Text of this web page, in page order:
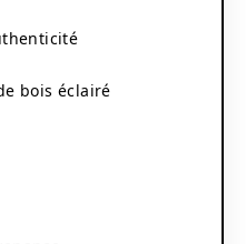
bois éclairé